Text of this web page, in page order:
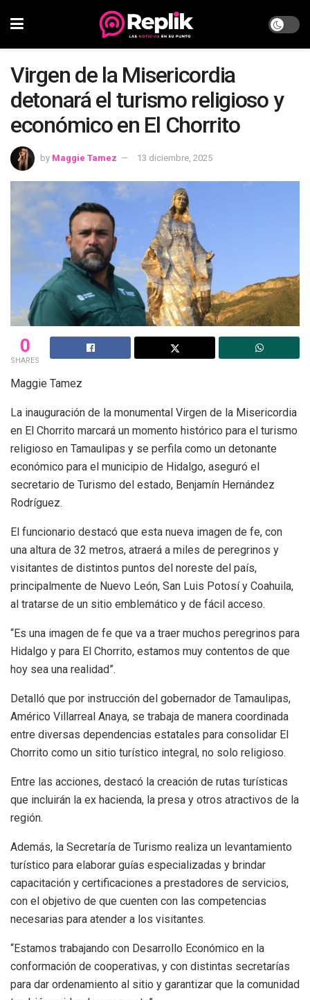
Virgen de la Misericordia
detonará el turismo religioso y
económico en El Chorrito
by Maggie Tamez 13 diciembre, 2025
0
SHARES
Maggie Tamez
La inauguración de la monumental Virgen de la Misericordia
en El Chorrito marcará un momento histórico para el turismo
religioso en Tamaulipas y se perfila como un detonante
económico para el municipio de Hidalgo, aseguró el
secretario de Turismo del estado, Benjamín Hernández
Rodríguez.
El funcionario destacó que esta nueva imagen de fe, con
una altura de 32 metros, atraerá a miles de peregrinos y
visitantes de distintos puntos del noreste del país,
principalmente de Nuevo León, San Luis Potosí y Coahuila,
al tratarse de un sitio emblemático y de fácil acceso.
“Es una imagen de fe que va a traer muchos peregrinos para
Hidalgo y para El Chorrito, estamos muy contentos de que
hoy sea una realidad”.
Detalló que por instrucción del gobernador de Tamaulipas,
Américo Villarreal Anaya, se trabaja de manera coordinada
entre diversas dependencias estatales para consolidar El
Chorrito como un sitio turístico integral, no solo religioso.
Entre las acciones, destacó la creación de rutas turísticas
que incluirán la ex hacienda, la presa y otros atractivos de la
región.
Además, la Secretaría de Turismo realiza un levantamiento
turístico para elaborar guías especializadas y brindar
capacitación y certificaciones a prestadores de servicios,
con el objetivo de que cuenten con las competencias
necesarias para atender a los visitantes.
“Estamos trabajando con Desarrollo Económico en la
conformación de cooperativas, y con distintas secretarías
para dar ordenamiento al sitio y garantizar que la comunidad